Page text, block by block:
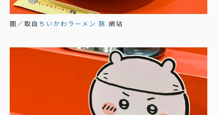
圖／取自 ちいかわラーメン 豚 網站